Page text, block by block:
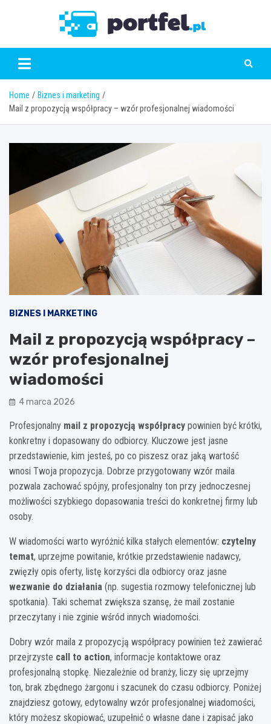
Home
Biznes i marketing
Mail z propozycją współpracy – wzór profesjonalnej wiadomości
BIZNES I MARKETING
Mail z propozycją współpracy –
wzór profesjonalnej
wiadomości
4 marca 2026
Profesjonalny mail z propozycją współpracy powinien być krótki,
konkretny i dopasowany do odbiorcy. Kluczowe jest jasne
przedstawienie, kim jesteś, po co piszesz oraz jaką wartość
wnosi Twoja propozycja. Dobrze przygotowany wzór maila
pozwala zachować spójny, profesjonalny ton przy jednoczesnej
możliwości szybkiego dopasowania treści do konkretnej firmy lub
osoby.
W wiadomości warto wyróżnić kilka stałych elementów: czytelny
temat, uprzejme powitanie, krótkie przedstawienie nadawcy,
zwięzły opis oferty, listę korzyści dla odbiorcy oraz jasne
wezwanie do działania (np. sugestia rozmowy telefonicznej lub
spotkania). Taki schemat zwiększa szansę, że mail zostanie
przeczytany i nie zginie wśród innych wiadomości.
Dobry wzór maila z propozycją współpracy powinien też zawierać
przejrzyste call to action, informacje kontaktowe oraz
profesjonalną stopkę. Niezależnie od branży, liczy się uprzejmy
ton, brak zbędnego żargonu i szacunek do czasu odbiorcy. Poniżej
znajdziesz gotowy, edytowalny wzór profesjonalnej wiadomości,
który możesz skopiować, uzupełnić o własne dane i zapisać jako